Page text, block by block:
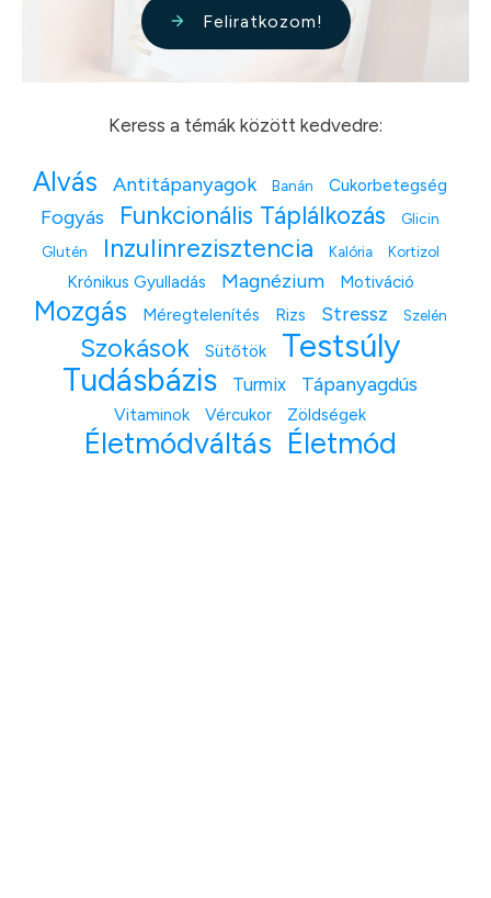
Feliratkozom!
Keress a témák között kedvedre:
Alvás Antitápanyagok Banán Cukorbetegség
Fogyás Funkcionális Táplálkozás
Glicin
Glutén
Inzulinrezisztencia Kalória Kortizol
Krónikus Gyulladás Magnézium Motiváció
Mozgás Méregtelenítés Rizs Stressz Szelén
Szokások Sütőtök Testsúly
Tudásbázis Turmix Tápanyagdús
Vitaminok Vércukor Zöldségek
Életmódváltás Életmód